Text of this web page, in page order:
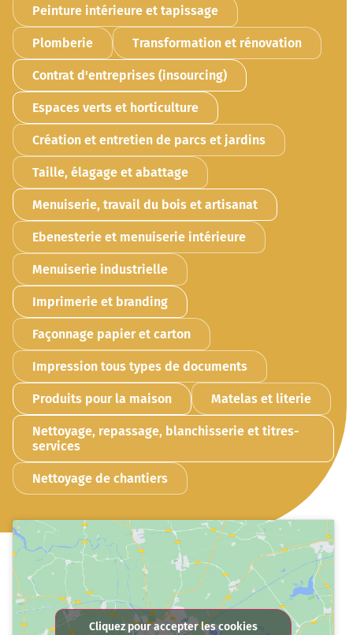
Peinture intérieure et tapissage
Plomberie Transformation et rénovation
Contrat d'entreprises (insourcing)
Espaces verts et horticulture
Création et entretien de parcs et jardins
Taille, élagage et abattage
Menuiserie, travail du bois et artisanat
Ebenesterie et menuiserie intérieure
Menuiserie industrielle
Imprimerie et branding
Façonnage papier et carton
Impression tous types de documents
Produits pour la maison Matelas et literie
Nettoyage, repassage, blanchisserie et titres-
services
Nettoyage de chantiers
Cliquez pour accepter les cookies